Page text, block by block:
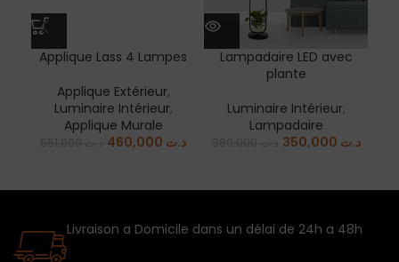
Applique Lass 4 Lampes
Applique Extérieur,
Luminaire Intérieur,
Applique Murale
د.ت
Lampadaire LED avec
plante
Luminaire Intérieur,
Lampadaire
د.ت
Livraison a Domicile dans un délai de 24h a 48h